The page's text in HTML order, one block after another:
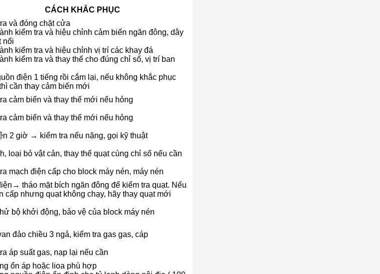
CÁCH KHẮC PHỤC
và đóng chặt cửa
kiểm tra và hiệu chỉnh cảm biến ngăn đông, dây
nối
kiểm tra và hiệu chỉnh vị trí các khay đá
kiểm tra và thay thế cho đúng chỉ số, vị trí ban
điện 1 tiếng rồi cắm lại, nếu không khắc phục
cần thay cảm biến mới
cảm biến và thay thế mới nếu hỏng
cảm biến và thay thế mới nếu hỏng
2 giờ → kiểm tra nếu nặng, gọi kỹ thuật
loại bỏ vật cản, thay thế quạt cùng chỉ số nếu cần
mạch điện cấp cho block máy nén, máy nén
tháo mặt bích ngăn đông để kiểm tra quạt. Nếu
cấp nhưng quạt không chạy, hãy thay quạt mới
bộ khởi động, bảo vệ của block máy nén
đảo chiều 3 ngả, kiểm tra gas gas, cáp
áp suất gas, nạp lại nếu cần
ổn áp hoặc lioa phù hợp